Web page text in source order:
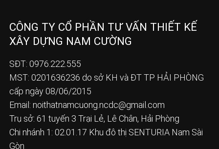
CÔNG TY CỔ PHẦN TƯ VẤN THIẾT KẾ
XÂY DỰNG NAM CƯỜNG
SĐT: 0976.222.555
MST: 0201636236 do sở KH và ĐT TP HẢI PHÒNG
cấp ngày 08/06/2015
Email: noithatnamcuong.ncdc@gmail.com
Trụ sở: 61 tuyến 3 Trại Lẻ, Lê Chân, Hải Phòng
Chi nhánh 1: 02.01.17 Khu đô thị SENTURIA Nam Sài
Gòn